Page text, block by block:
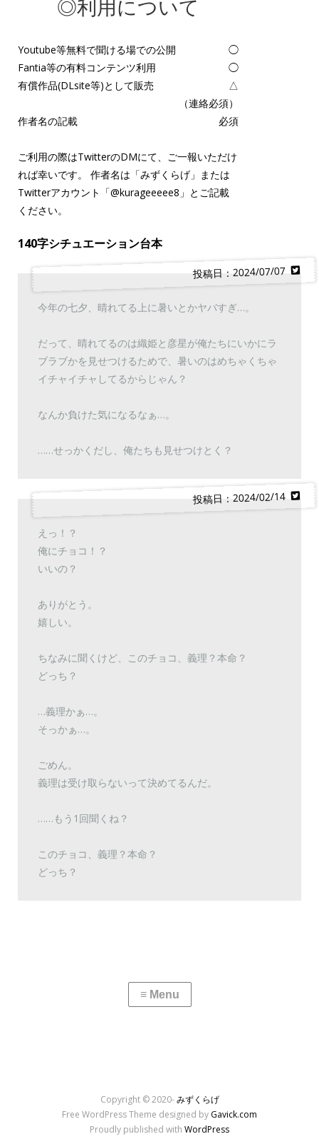
◎利用について
Youtube等無料で聞ける場での公開
◯
Fantia等の有料コンテンツ利用
◯
有償作品(DLsite等)として販売
△
（連絡必須）
作者名の記載
必須
ご利用の際はTwitterのDMにて、ご一報いただけ
れば幸いです。 作者名は「みずくらげ」または
Twitterアカウント「@kurageeeee8 」とご記載
ください。
140字シチュエーション台本
投稿日：2024/07/07
今年の七夕、晴れてる上に暑いとかヤバすぎ…。
だって、晴れてるのは織姫と彦星が俺たちにいかにラ
ブラブかを見せつけるためで、暑いのはめちゃくちゃ
イチャイチャしてるからじゃん？
なんか負けた気になるなぁ…。
……せっかくだし、俺たちも見せつけとく？
投稿日：2024/02/14
えっ！？
俺にチョコ！？
いいの？
ありがとう。
嬉しい。
ちなみに聞くけど、このチョコ、義理？本命？
どっち？
…義理かぁ…。
そっかぁ…。
ごめん。
義理は受け取らないって決めてるんだ。
……もう1回聞くね？
このチョコ、義理？本命？
どっち？
Copyright © 2020-みずくらげ
Free WordPress Theme designed by Gavick.com
Proudly published with WordPress